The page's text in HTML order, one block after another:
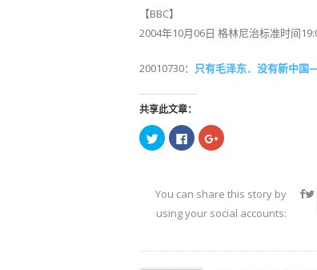
【BBC】
2004年10月06日 格林尼治标准时间
20010730： 只有毛泽东．没有新中
共享此文章：
点
击
共
享
（在
新
中
点
击
共
享
（在
新
中
点
击
共
享
（在
新
中
You can share this story by
using your social accounts: